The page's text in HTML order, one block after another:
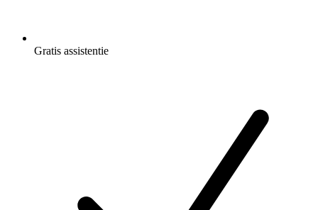
Gratis assistentie